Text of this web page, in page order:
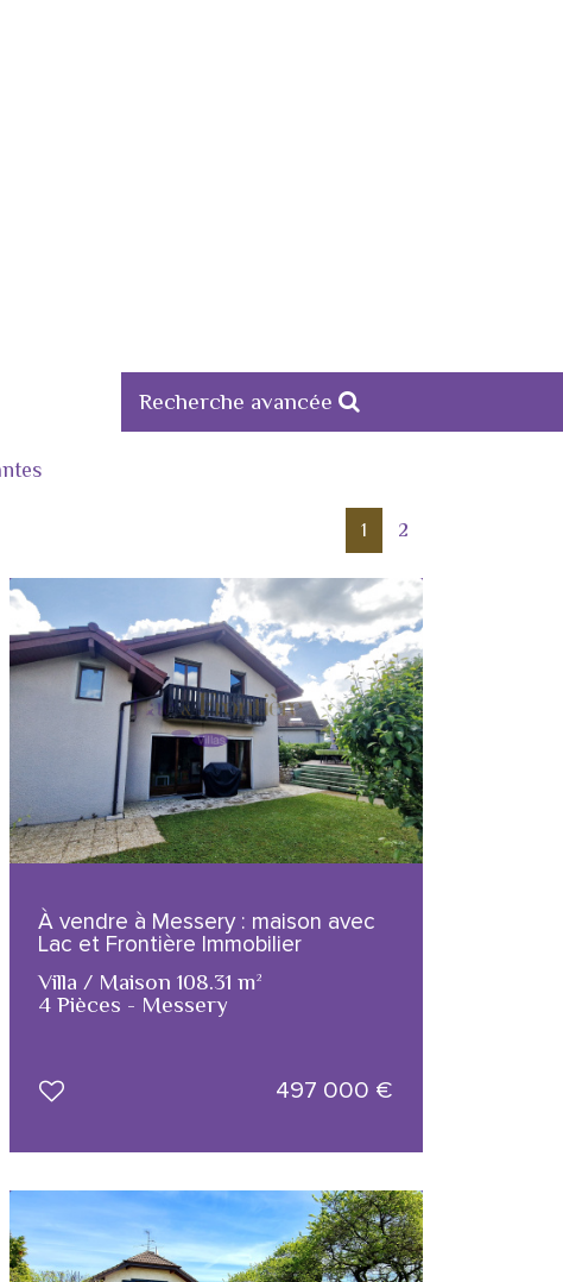
Recherche avancée
1 2
À vendre à Messery : maison avec
Lac et Frontière Immobilier
Villa / Maison 108.31 m²
4 Pièces - Messery
497 000 €